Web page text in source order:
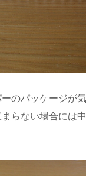
のパッケージが
らない場合には